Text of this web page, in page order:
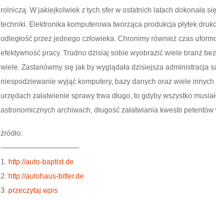
rolniczą. W jakiejkolwiek z tych sfer w ostatnich latach dokonała
techniki. Elektronika komputerowa tworząca produkcja płytek
odległość przez jednego człowieka. Chronimy również czas
efektywność pracy. Trudno dzisiaj sobie wyobrazić wiele branż
wiele. Zastanówmy się jak by wyglądała dzisiejsza administracja
niespodziewanie wyjąć komputery, bazy danych oraz wiele
urzędach załatwienie sprawy trwa długo, to gdyby wszystko
astronomicznych archiwach, długość załatwiania kwestii petentów
źródło:
———————————
1. http://auto-baptist.de
2. http://autohaus-bitter.de
3. przeczytaj wpis